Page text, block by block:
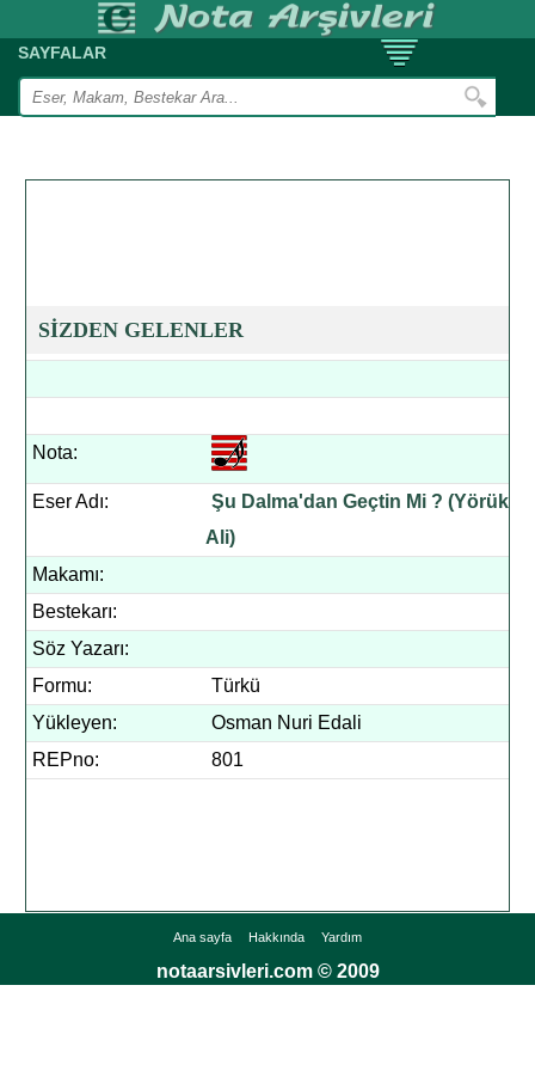
SAYFALAR
SİZDEN GELENLER
Nota:
Eser Adı:
Şu Dalma'dan Geçtin Mi ? (Yörük
Ali)
Makamı:
Bestekarı:
Söz Yazarı:
Formu:
Türkü
Yükleyen:
Osman Nuri Edali
REPno:
801
Ana sayfa Hakkında Yardım
notaarsivleri.com © 2009